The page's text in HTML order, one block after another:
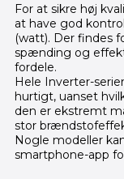
For at sikre høj
at have god
(watt). Der findes
spænding og
fordele.
Hele Inverter-
hurtigt, uanset
den er ekstremt
stor
Nogle modeller
smartphone-app